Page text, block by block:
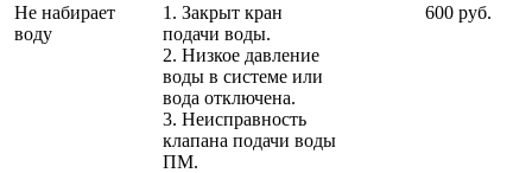
Не набирает
воду
1. Закрыт кран
подачи воды.
2. Низкое давление
воды в системе или
вода отключена.
3. Неисправность
клапана подачи воды
ПМ.
600 руб.